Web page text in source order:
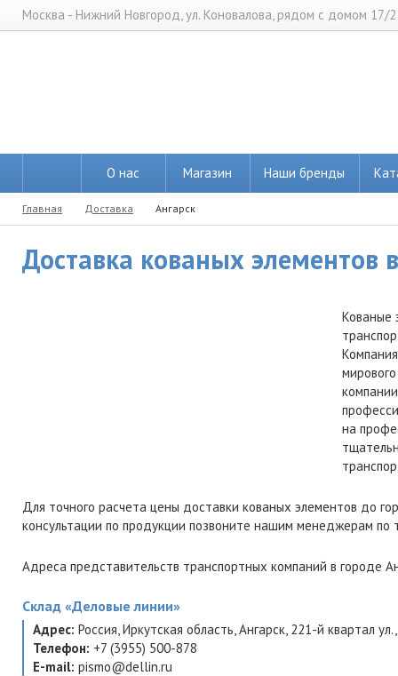
Москва - Нижний Новгород, ул. Коновалова, рядом с домом 17/2
О нас Магазин Наши бренды
Главная Доставка Ангарск
Доставка кованых элементов
Кованые
на
Для точного расчета цены доставки кованых элементов до
консультации по продукции позвоните нашим менеджерам
Адреса представительств транспортных компаний в городе
Склад «Деловые линии»
Адрес: Россия,Иркутская область,Ангарск, 221-й квартал
Телефон: +7 (3955) 500-878
E-mail: pismo@dellin.ru